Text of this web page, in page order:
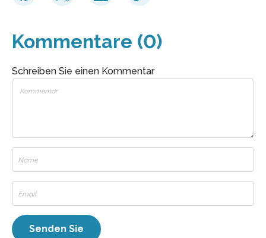
Kommentare (0)
Schreiben Sie einen Kommentar